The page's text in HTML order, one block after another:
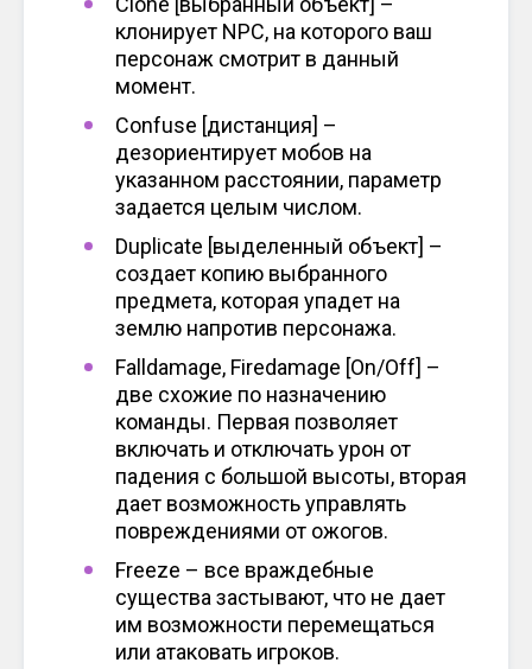
клонирует NPC, на которого ваш
персонаж смотрит в данный
момент.
Confuse [дистанция] –
дезориентирует мобов на
указанном расстоянии, параметр
задается целым числом.
Duplicate [выделенный объект] –
создает копию выбранного
предмета, которая упадет на
землю напротив персонажа.
Falldamage, Firedamage [On/Off] –
две схожие по назначению
команды. Первая позволяет
включать и отключать урон от
падения с большой высоты, вторая
дает возможность управлять
повреждениями от ожогов.
Freeze – все враждебные
существа застывают, что не дает
им возможности перемещаться
или атаковать игроков.